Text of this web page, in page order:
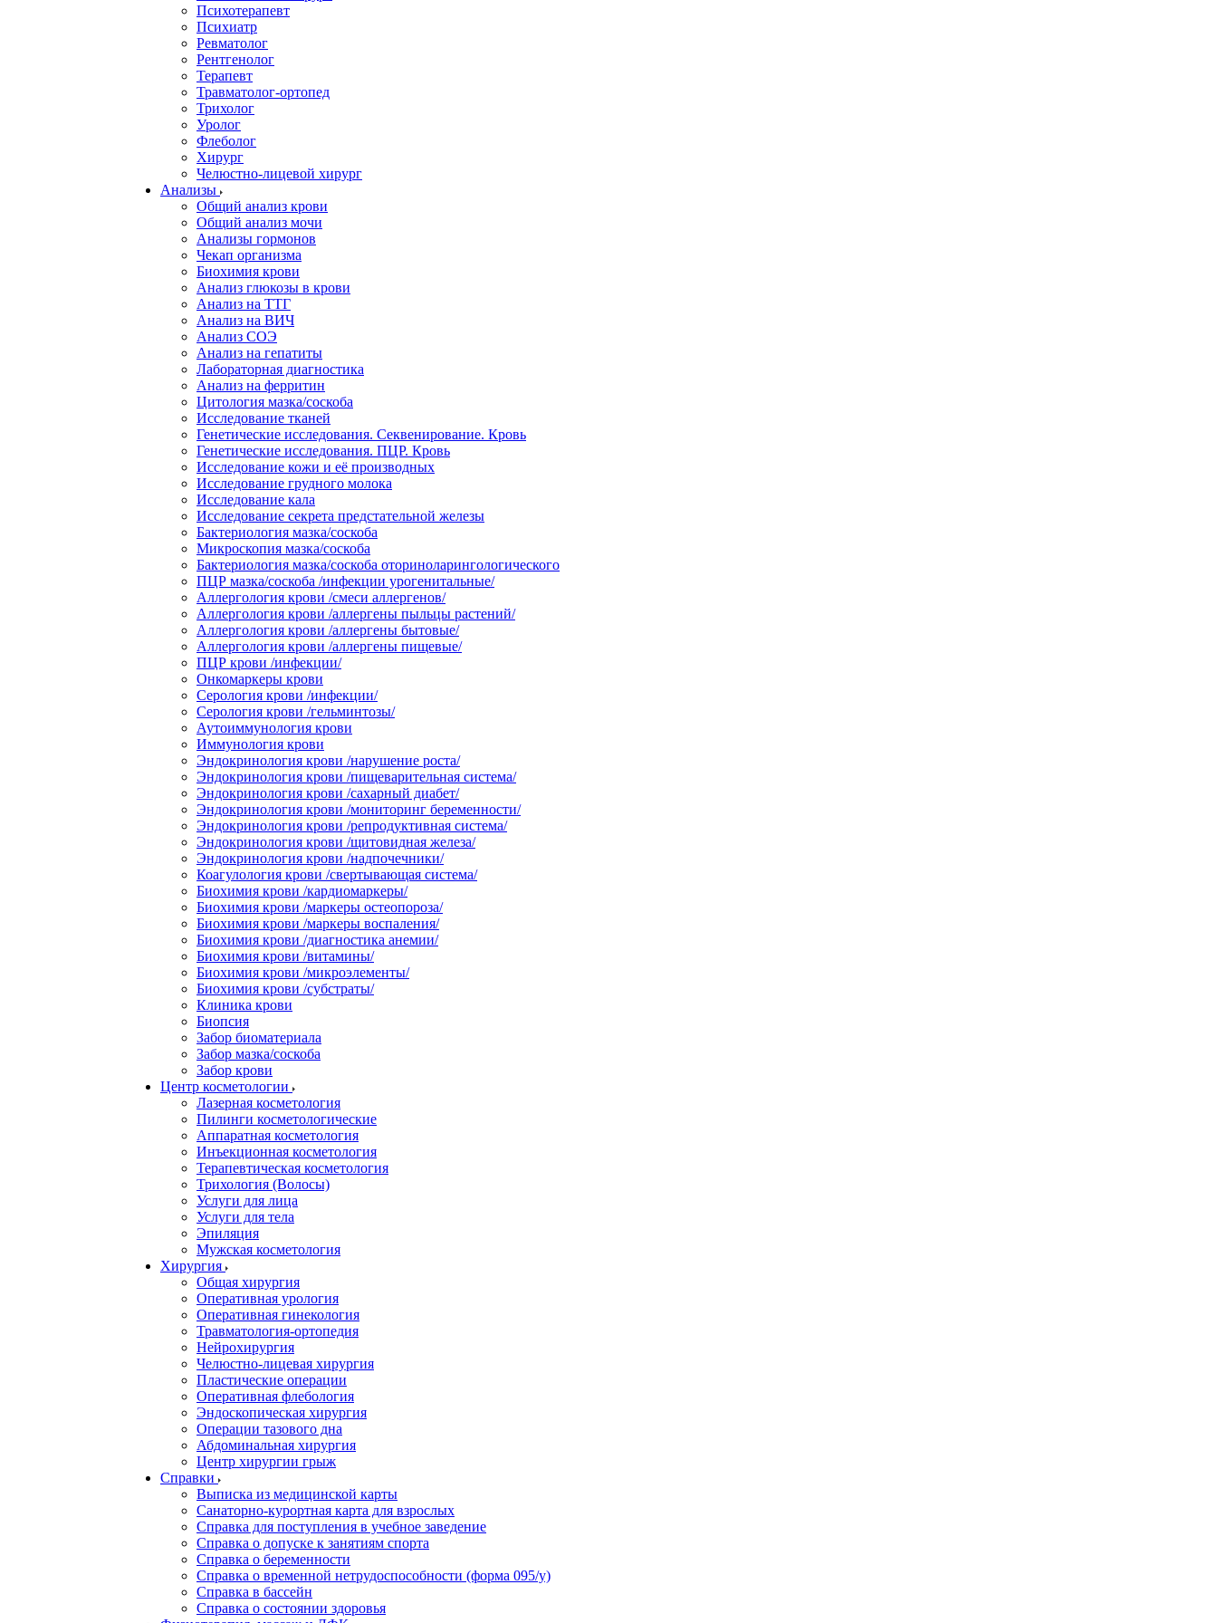
Психотерапевт
Психиатр
Ревматолог
Рентгенолог
Терапевт
Травматолог-ортопед
Трихолог
Уролог
Флеболог
Хирург
Челюстно-лицевой хирург
Анализы
Общий анализ крови
Общий анализ мочи
Анализы гормонов
Чекап организма
Биохимия крови
Анализ глюкозы в крови
Анализ на ТТГ
Анализ на ВИЧ
Анализ СОЭ
Анализ на гепатиты
Лабораторная диагностика
Анализ на ферритин
Цитология мазка/соскоба
Исследование тканей
Генетические исследования. Секвенирование. Кровь
Генетические исследования. ПЦР. Кровь
Исследование кожи и её производных
Исследование грудного молока
Исследование кала
Исследование секрета предстательной железы
Бактериология мазка/соскоба
Микроскопия мазка/соскоба
Бактериология мазка/соскоба оториноларингологического
ПЦР мазка/соскоба /инфекции урогенитальные/
Аллергология крови /смеси аллергенов/
Аллергология крови /аллергены пыльцы растений/
Аллергология крови /аллергены бытовые/
Аллергология крови /аллергены пищевые/
ПЦР крови /инфекции/
Онкомаркеры крови
Серология крови /инфекции/
Серология крови /гельминтозы/
Аутоиммунология крови
Иммунология крови
Эндокринология крови /нарушение роста/
Эндокринология крови /пищеварительная система/
Эндокринология крови /сахарный диабет/
Эндокринология крови /мониторинг беременности/
Эндокринология крови /репродуктивная система/
Эндокринология крови /щитовидная железа/
Эндокринология крови /надпочечники/
Коагулология крови /свертывающая система/
Биохимия крови /кардиомаркеры/
Биохимия крови /маркеры остеопороза/
Биохимия крови /маркеры воспаления/
Биохимия крови /диагностика анемии/
Биохимия крови /витамины/
Биохимия крови /микроэлементы/
Биохимия крови /субстраты/
Клиника крови
Биопсия
Забор биоматериала
Забор мазка/соскоба
Забор крови
Центр косметологии
Лазерная косметология
Пилинги косметологические
Аппаратная косметология
Инъекционная косметология
Терапевтическая косметология
Трихология (Волосы)
Услуги для лица
Услуги для тела
Эпиляция
Мужская косметология
Хирургия
Общая хирургия
Оперативная урология
Оперативная гинекология
Травматология-ортопедия
Нейрохирургия
Челюстно-лицевая хирургия
Пластические операции
Оперативная флебология
Эндоскопическая хирургия
Операции тазового дна
Абдоминальная хирургия
Центр хирургии грыж
Справки
Выписка из медицинской карты
Санаторно-курортная карта для взрослых
Справка для поступления в учебное заведение
Справка о допуске к занятиям спорта
Справка о беременности
Справка о временной нетрудоспособности (форма 095/у)
Справка в бассейн
Справка о состоянии здоровья